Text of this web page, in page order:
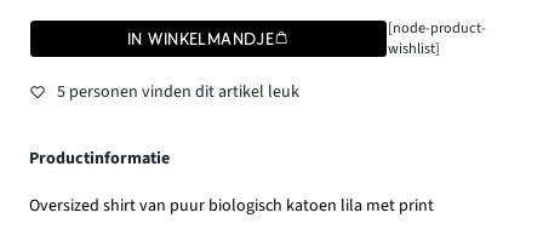
IN WINKELMANDJE
[node-product-
wishlist]
5 personen vinden dit artikel leuk
Productinformatie
Oversized shirt van puur biologisch katoen lila met print